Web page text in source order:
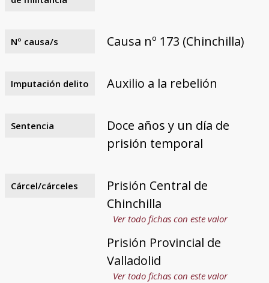
Nº causa/s Causa nº 173 (Chinchilla)
Imputación delito Auxilio a la rebelión
Sentencia
Doce años y un día de
prisión temporal
Cárcel/cárceles
Prisión Central de
Chinchilla
Ver todo fichas con este valor
Prisión Provincial de
Valladolid
Ver todo fichas con este valor